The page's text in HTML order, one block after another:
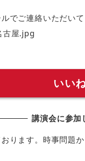
でご連絡いただいて
いい
講演会に参加
ります。時事問題